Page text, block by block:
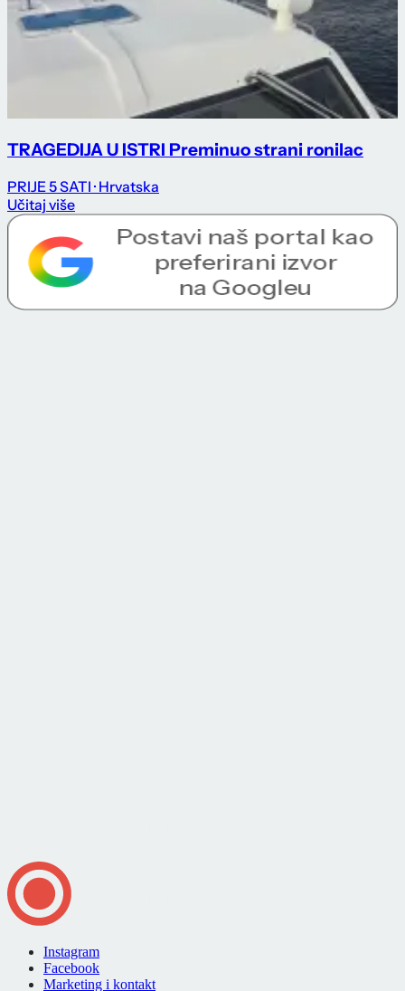
TRAGEDIJA U ISTRI Preminuo strani ronilac
PRIJE 5 SATI · Hrvatska
Učitaj više
Instagram
Facebook
Marketing i kontakt